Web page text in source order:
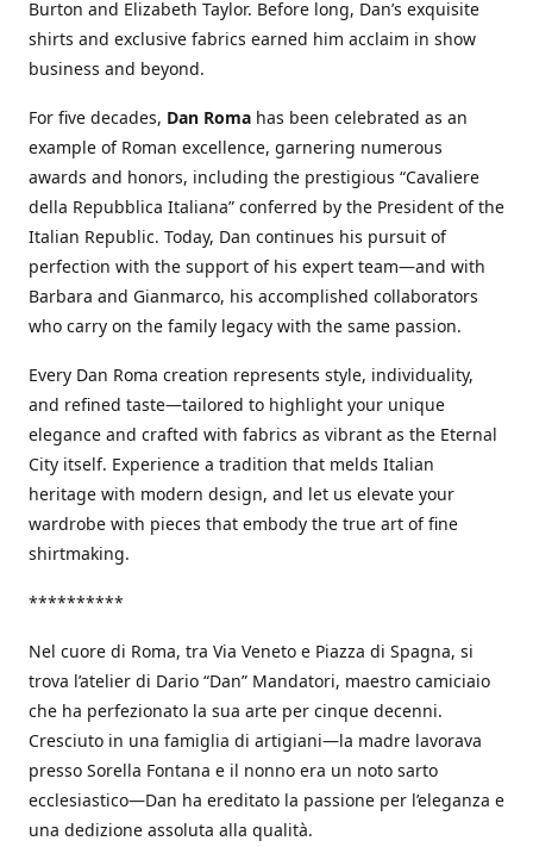
Burton and Elizabeth Taylor. Before long, Dan’s exquisite
shirts and exclusive fabrics earned him acclaim in show
business and beyond.
For five decades, Dan Roma has been celebrated as an
example of Roman excellence, garnering numerous
awards and honors, including the prestigious “Cavaliere
della Repubblica Italiana” conferred by the President of the
Italian Republic. Today, Dan continues his pursuit of
perfection with the support of his expert team—and with
Barbara and Gianmarco, his accomplished collaborators
who carry on the family legacy with the same passion.
Every Dan Roma creation represents style, individuality,
and refined taste—tailored to highlight your unique
elegance and crafted with fabrics as vibrant as the Eternal
City itself. Experience a tradition that melds Italian
heritage with modern design, and let us elevate your
wardrobe with pieces that embody the true art of fine
shirtmaking.
**********
Nel cuore di Roma, tra Via Veneto e Piazza di Spagna, si
trova l’atelier di Dario “Dan” Mandatori, maestro camiciaio
che ha perfezionato la sua arte per cinque decenni.
Cresciuto in una famiglia di artigiani—la madre lavorava
presso Sorella Fontana e il nonno era un noto sarto
ecclesiastico—Dan ha ereditato la passione per l’eleganza e
una dedizione assoluta alla qualità.